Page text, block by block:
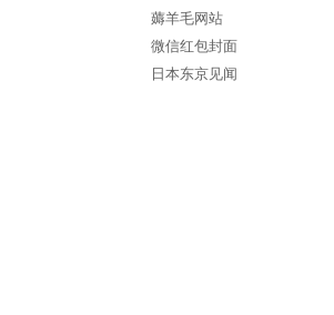
薅羊毛网站
微信红包封面
日本东京见闻